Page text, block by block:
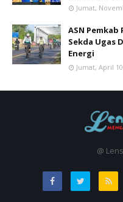
Jumat,
ASN
Sekda Ugas
Energi
Jumat, April
@